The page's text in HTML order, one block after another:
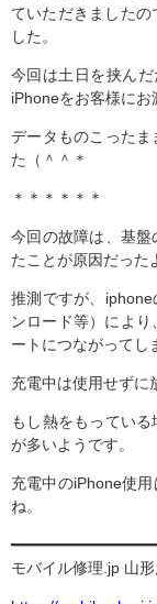
ていただきましたの
した。
今回は土日を挟ん
iPhoneをお客様にお
データものこったま
た（＾＾＊
＊＊＊＊＊＊
今回の故障は、基盤
たことが原因だった
推測ですが、iphone
ンロード等）によ
ートにつながってし
充電中は使用せずに
もし熱をもってい
が多いようです。
充電中のiPhone使
ね。
モバイル修理.jp 山